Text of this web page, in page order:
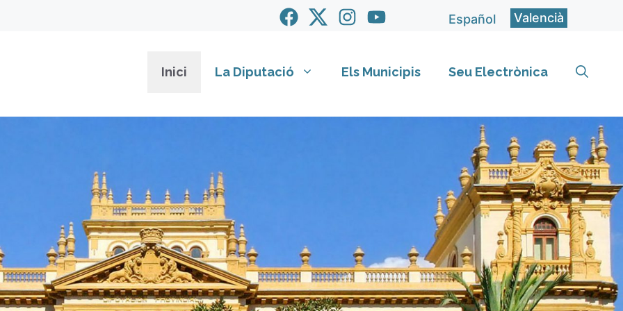
Español Valencià
Inici La Diputació Els Municipis Seu Electrònica